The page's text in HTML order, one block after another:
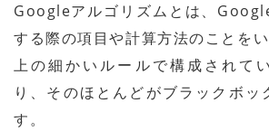
Googleアルゴリズムとは、
する際の項目や計算方法のことを
上の細かいルールで構成されて
り、そのほとんどがブラックボッ
す。